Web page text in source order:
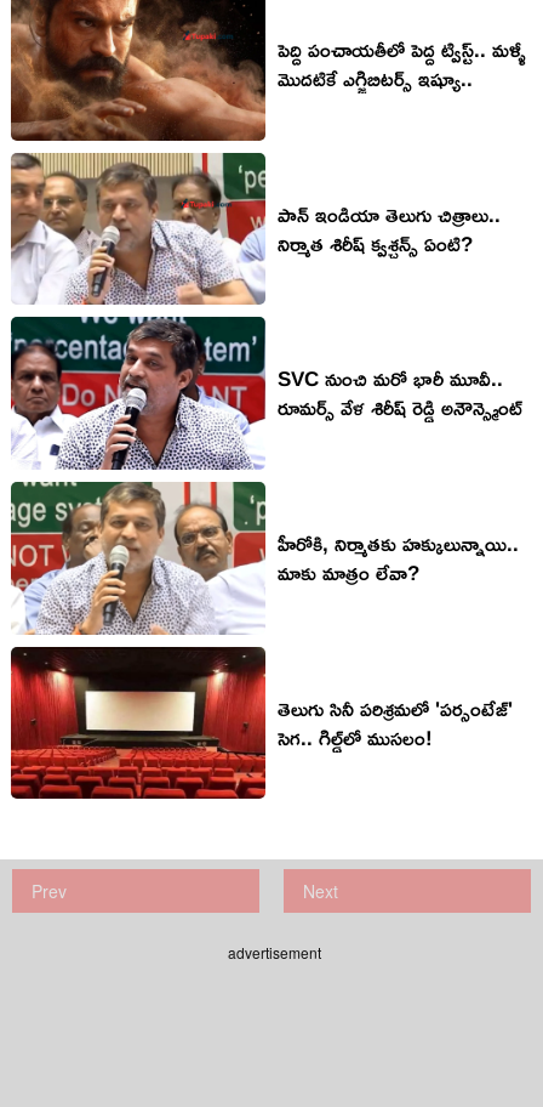
పెద్ది పంచాయతీలో పెద్ద ట్విస్ట్.. మళ్ళీ
మొదటికే ఎగ్జిబిటర్స్‌ ఇష్యూ..
పాన్ ఇండియా తెలుగు చిత్రాలు..
నిర్మాత శిరీష్ క్వశ్చన్స్ ఏంటి?
SVC నుంచి మరో భారీ మూవీ..
రూమర్స్ వేళ శిరీష్ రెడ్డి అనౌన్స్మెంట్
హీరోకి, నిర్మాతకు హక్కులున్నాయి..
మాకు మాత్రం లేవా?
తెలుగు సినీ పరిశ్రమలో 'పర్సంటేజ్'
సెగ.. గిల్డ్‌లో ముసలం!
Prev Next
advertisement